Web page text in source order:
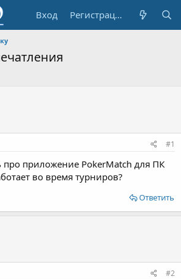
Вход Регистрация
#1
про приложение PokerMatch для ПК
во время турниров?
Ответить
#2